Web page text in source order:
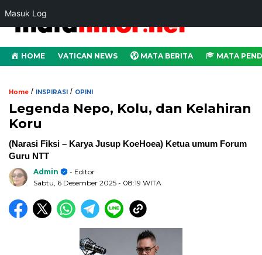
Masuk Log
HOME VATICAN NEWS MATA BERITA MATA
Home / INSPIRASI / OPINI
Legenda Nepo, Kolu, dan Kelahiran
Koru
(Narasi Fiksi – Karya Jusup KoeHoea) Ketua umum Forum
Guru NTT
Admin
- Editor
Sabtu, 6 Desember 2025 - 08:19 WITA